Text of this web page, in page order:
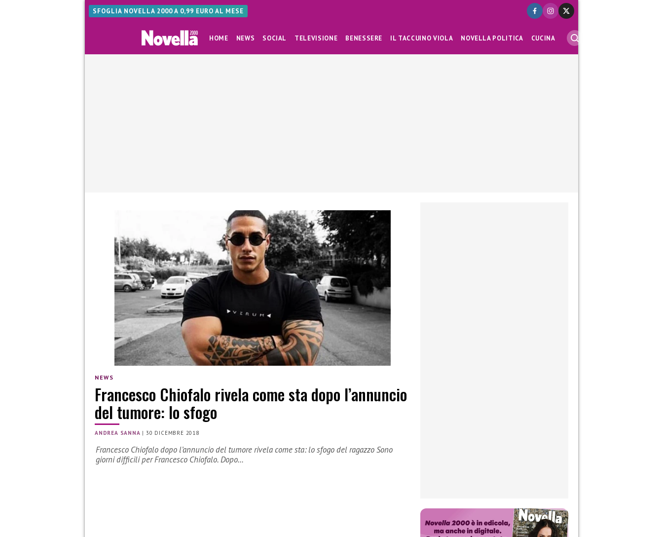
SFOGLIA NOVELLA 2000 A 0,99 EURO AL MESE
HOME NEWS SOCIAL TELEVISIONE BENESSERE IL TACCUINO VIOLA NOVELLA POLITICA CUCINA
NEWS
Francesco Chiofalo rivela come sta dopo l’annuncio
del tumore: lo sfogo
ANDREA SANNA |30 DICEMBRE 2018
Francesco Chiofalo dopo l’annuncio del tumore rivela come sta: lo sfogo del ragazzo Sono
giorni difficili per Francesco Chiofalo. Dopo…